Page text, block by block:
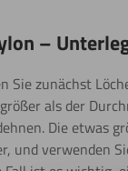
–
Sie zunächst
als der
Die etwas
und verwenden